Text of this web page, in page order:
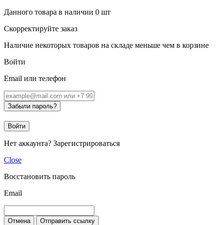
Данного товара в наличии 0 шт
Скорректируйте заказ
Наличие некоторых товаров на складе меньше чем в корзине
Войти
Email или телефон
Забыли пароль?
Войти
Нет аккаунта? Зарегистрироваться
Close
Восстановить пароль
Email
Отмена Отправить ссылку